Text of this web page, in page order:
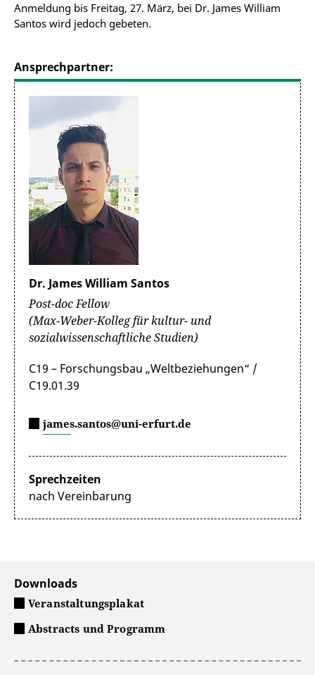
Anmeldung bis Freitag, 27. März, bei Dr. James William
Santos wird jedoch gebeten.
Ansprechpartner:
Dr. James William Santos
Post-doc Fellow
(Max-Weber-Kolleg für kultur- und
sozialwissenschaftliche Studien)
C19 – Forschungsbau „Weltbeziehungen“ /
C19.01.39
james.santos@uni-erfurt.de
Sprechzeiten
nach Vereinbarung
Downloads
Veranstaltungsplakat
Abstracts und Programm